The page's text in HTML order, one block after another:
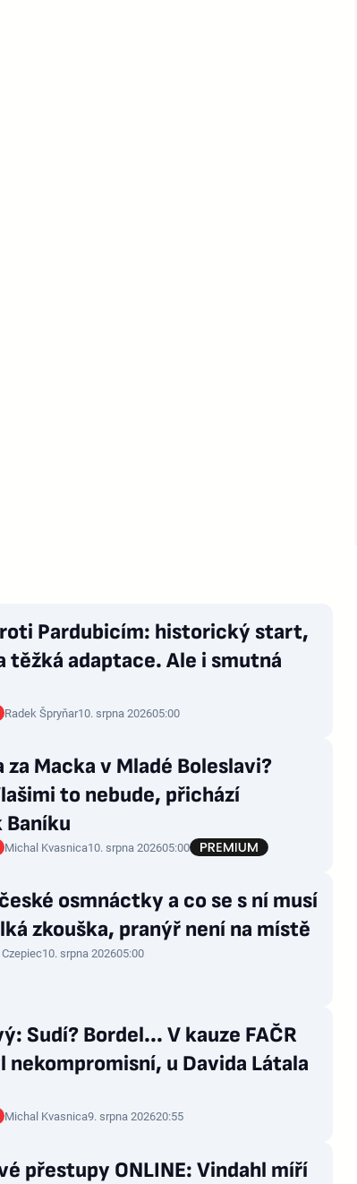
Pardubicím: historický start,
těžká adaptace. Ale i smutná
Radek Špryňar10. srpna 202605:00
za Macka v Mladé Boleslavi?
to nebude, přichází
Baníku
Michal Kvasnica10. srpna 202605:00
osmnáctky a co se s ní musí
zkouška, pranýř není na místě
10. srpna 202605:00
Sudí? Bordel... V kauze FAČR
nekompromisní, u Davida Látala
Michal Kvasnica9. srpna 202620:55
přestupy ONLINE: Vindahl míří